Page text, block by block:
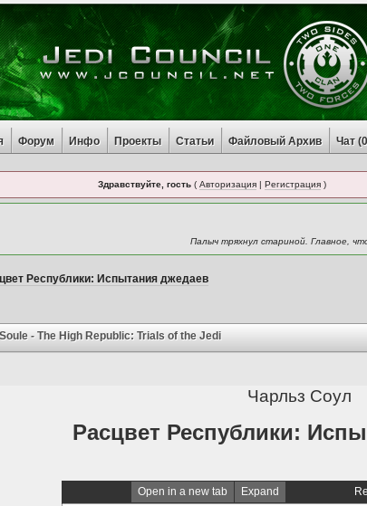
Форум Инфо Проекты Статьи Файловый Архив Чат (0
Здравствуйте, гость( Авторизация| Регистрация)
Палыч тряхнул стариной. Главное,
Республики: Испытания джедаев
- The High Republic: Trials of the Jedi
Чарльз Соул
Расцвет Республики:
Open in a new tab Expand